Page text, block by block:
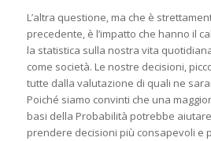
L’altra questione, ma che è
precedente, è l’impatto che hanno il
la statistica sulla nostra vita
come società. Le nostre decisioni,
tutte dalla valutazione di quali ne
Poiché siamo convinti che una
basi della Probabilità potrebbe
prendere decisioni più consapevoli e